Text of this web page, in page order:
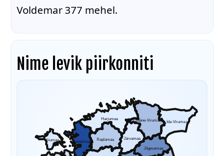
Voldemar 377 mehel.
Nime levik piirkonniti
Hiiumaa Läänemaa Raplamaa
Harjumaa Lääne-Virumaa Ida-Virumaa
Järvamaa
Jõgevamaa